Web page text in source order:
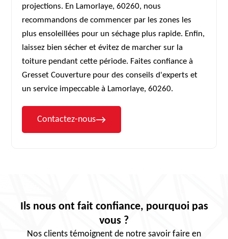
projections. En Lamorlaye, 60260, nous
recommandons de commencer par les zones les
plus ensoleillées pour un séchage plus rapide. Enfin,
laissez bien sécher et évitez de marcher sur la
toiture pendant cette période. Faites confiance à
Gresset Couverture pour des conseils d'experts et
un service impeccable à Lamorlaye, 60260.
Contactez-nous
Ils nous ont fait confiance, pourquoi pas
vous ?
Nos clients témoignent de notre savoir faire en